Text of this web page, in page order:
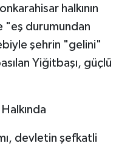
halkının
"eş durumundan
şehrin "gelini"
Yiğitbaşı, güçlü
devletin şefkatli